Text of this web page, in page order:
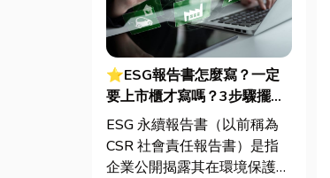
⭐ESG報告書怎麼寫？一定
要上市櫃才寫嗎？3步驟擺脫
綠色轉型焦慮
ESG 永續報告書（以前稱為
CSR 社會責任報告書）是指
企業公開揭露其在環境保護